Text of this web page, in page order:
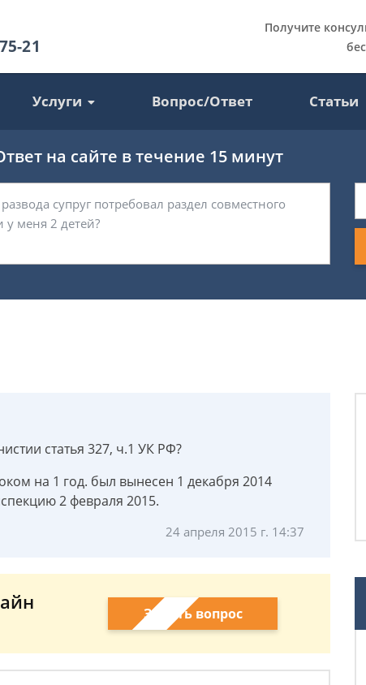
21
Получите
Услуги Вопрос/Ответ Статьи
на сайте в течение 15 минут
статья 327, ч.1 УК РФ?
на 1 год. был вынесен 1 декабря 2014
2 февраля 2015.
24 апреля 2015 г. 14:37
Задать вопрос